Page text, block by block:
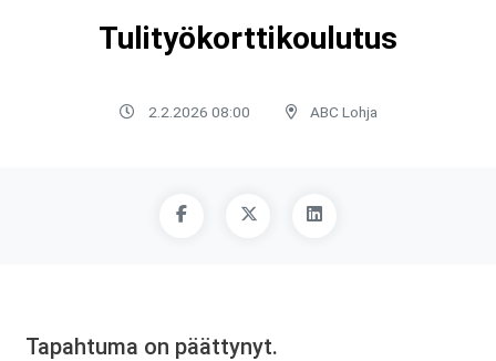
Tulityökorttikoulutus
2.2.2026 08:00 ABC Lohja
Tapahtuma on päättynyt.